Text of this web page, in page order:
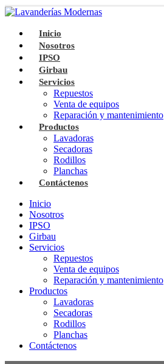
Inicio
Nosotros
IPSO
Girbau
Servicios
Repuestos
Venta de equipos
Reparación y mantenimiento
Productos
Lavadoras
Secadoras
Rodillos
Planchas
Contáctenos
Inicio
Nosotros
IPSO
Girbau
Servicios
Repuestos
Venta de equipos
Reparación y mantenimiento
Productos
Lavadoras
Secadoras
Rodillos
Planchas
Contáctenos